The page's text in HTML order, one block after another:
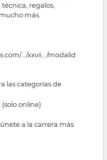
regalos,
más.
.../xxvii.../modalid
las categorías de
online)
a la carrera más